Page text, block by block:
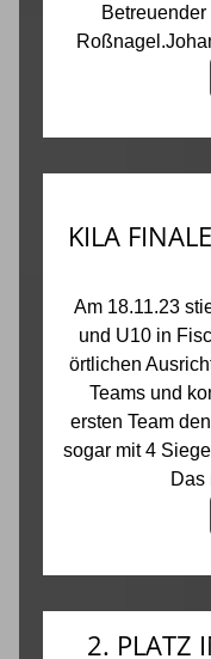
KILA
Am 18.11.23
und U10 in
örtlichen
Teams und
ersten Team
sogar mit 4
Das
2. PLATZ